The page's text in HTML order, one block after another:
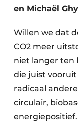
en Michaël
Willen we dat
CO2 meer
niet langer ten
die juist
radicaal
circulair,